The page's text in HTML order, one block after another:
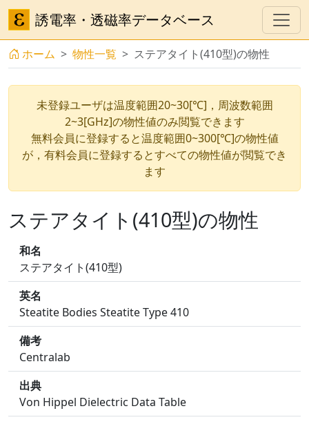
誘電率・透磁率データベース
ホーム 物性一覧 ステアタイト(410型)の物性
未登録ユーザは温度範囲20~30[℃]，周波数範囲
2~3[GHz]の物性値のみ閲覧できます
無料会員に登録すると温度範囲0~300[℃]の物性値
が，有料会員に登録するとすべての物性値が閲覧でき
ます
ステアタイト(410型)の物性
和名
ステアタイト(410型)
英名
Steatite Bodies Steatite Type 410
備考
Centralab
出典
Von Hippel Dielectric Data Table